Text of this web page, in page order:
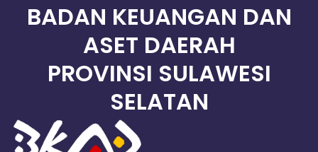
BADAN KEUANGAN DAN
ASET DAERAH
PROVINSI SULAWESI
SELATAN